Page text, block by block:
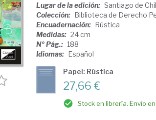
Lugar de la edición: Santiago de
Colección: Biblioteca de Derecho
Encuadernación: Rústica
Medidas: 24 cm
Nº Pág.: 188
Idiomas: Español
Papel: Rústica
27,66 €
Stock en librería. Envío